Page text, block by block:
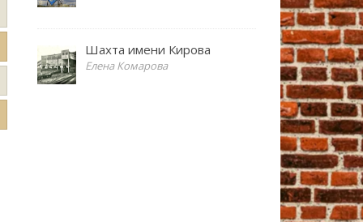
Шахта имени Кирова
Елена Комарова